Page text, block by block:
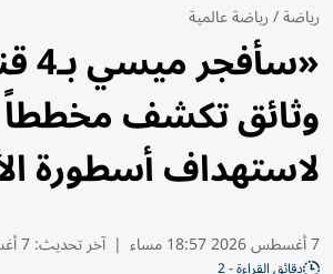
رياضة/رياضة عالمية
وثائق تكشف مخططاً
لاستهداف أسطورة
7 أغسطس 2026 18:57 مساء | آخر تحديث:7 أغسطس 19:13 2026